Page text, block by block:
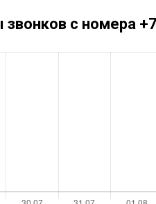
звонков с номера